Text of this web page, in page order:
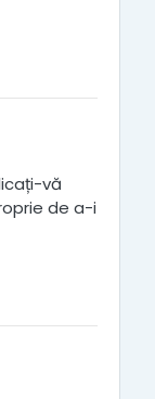
vă
de a-i